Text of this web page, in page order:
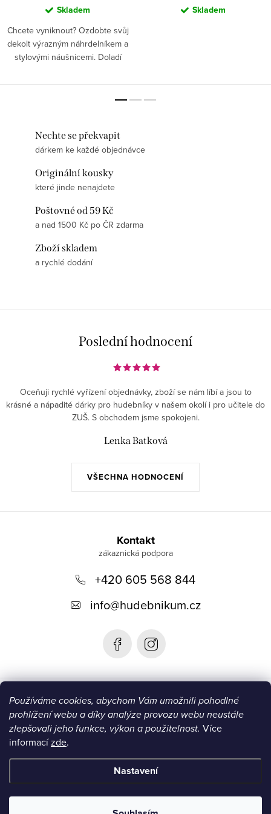
Používáme cookies, abychom Vám umožnili pohodlné
prohlížení webu a díky analýze provozu webu neustále
zlepšovali jeho funkce, výkon a použitelnost. Více
informacízde.
Nastavení
Skladem
Chcete vyniknout? Ozdobte svůj
dekolt výrazným náhrdelníkem a
stylovými náušnicemi. Doladí
Skladem
Nechte se překvapit
dárkem ke každé objednávce
Originální kousky
které jinde nenajdete
Poštovné od 59 Kč
a nad 1500 Kč po ČR zdarma
Zboží skladem
a rychlé dodání
Poslední hodnocení
VŠECHNA HODNOCENÍ
Oceňuji rychlé vyřízení objednávky, zboží se nám líbí a jsou to
krásné a nápadité dárky pro hudebníky v našem okolí i pro učitele do
ZUŠ. S obchodem jsme spokojeni.
Lenka Batková
Kontakt
+420 605 568 844
info@hudebnikum.cz
Informace
Blog
Instagram
Copyright 2026HUDEBNIKUM.CZ. Všechna práva vyhrazena.